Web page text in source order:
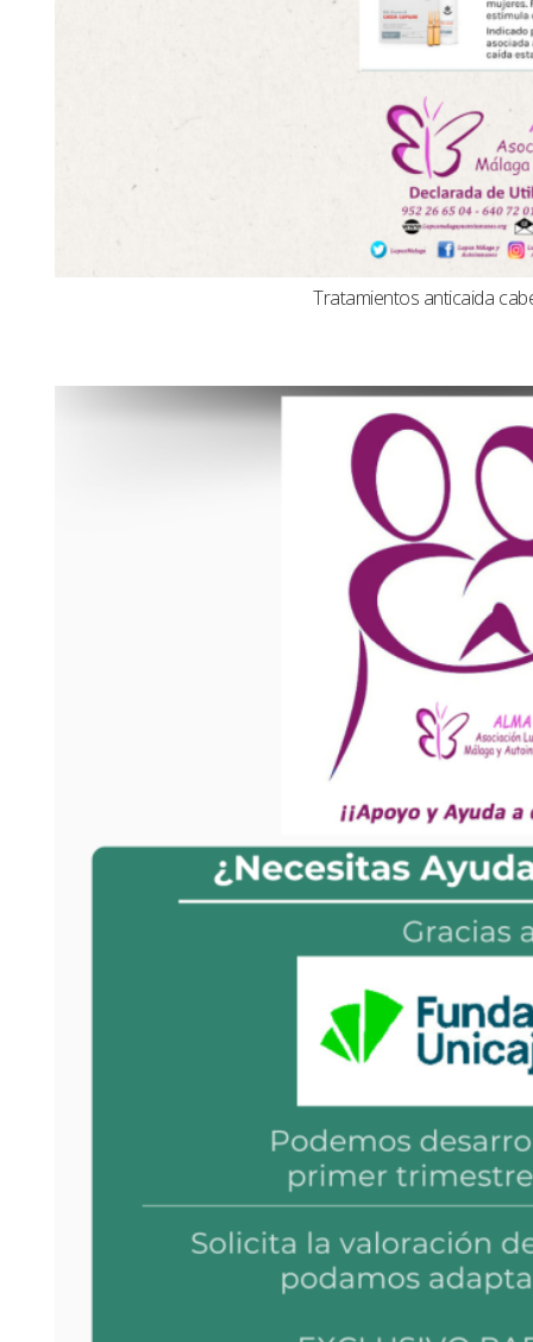
Tratamientos anticaida